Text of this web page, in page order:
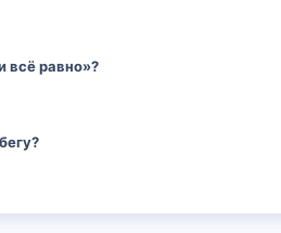
всё равно»?